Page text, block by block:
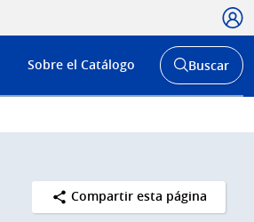
Menú
de
Sobre el Catálogo
Abrir
buscador
Buscar
Compartir esta página